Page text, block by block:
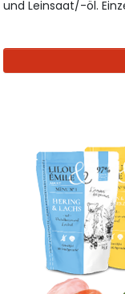
und Leinsaat/-öl.